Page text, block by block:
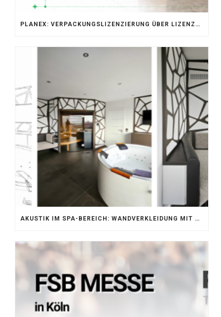
PLANEX: VERPACKUNGSLIZENZIERUNG ÜBER LIZENZERO & LUCID 2026
AKUSTIK IM SPA-BEREICH: WANDVERKLEIDUNG MIT SILENTPROTECT CORE